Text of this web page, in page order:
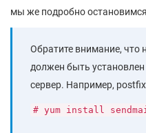
мы же подробно
Обратите внимание, что
должен быть
сервер. Например,
# yum install